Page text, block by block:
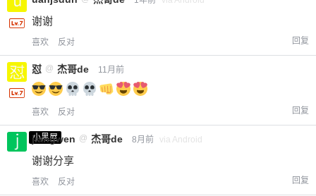
谢谢
喜欢 反对 回复
怼 @ 杰哥de 11月前
喜欢 反对 回复
小黑屋
jiangwen @ 杰哥de 8月前 via Android
谢谢分享
喜欢 反对 回复